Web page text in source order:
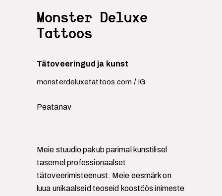
Monster Deluxe
Tattoos
Tätoveeringud ja kunst
monsterdeluxetattoos.com / IG
Peatänav
Meie stuudio pakub parimal kunstilisel
tasemel professionaalset
tätoveerimisteenust. Meie eesmärk on
luua unikaalseid teoseid koostöös inimeste